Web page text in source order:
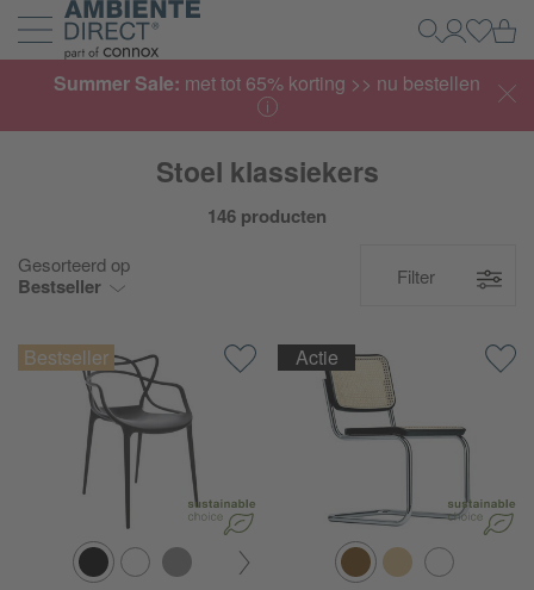
Home
Navigatie uit- en inklappen
Zoeken
Mijn
Summer Sale: met tot 65% korting >> nu bestellen
Stoel klassiekers
146 producten
Gesorteerd op
Bestseller Filter
Actie